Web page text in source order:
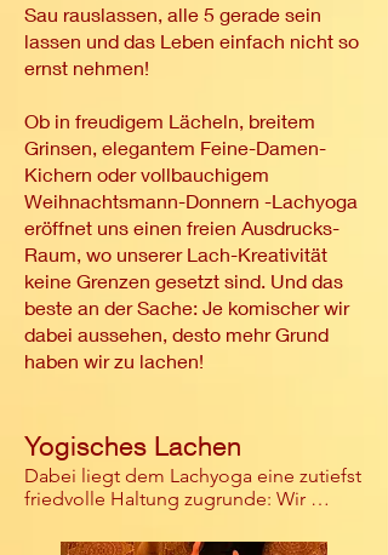
Sau rauslassen, alle 5 gerade sein
lassen und das Leben einfach nicht so
ernst nehmen!
Ob in freudigem Lächeln, breitem
Grinsen, elegantem Feine-Damen-
Kichern oder vollbauchigem
Weihnachtsmann-Donnern -Lachyoga
eröffnet uns einen freien Ausdrucks-
Raum, wo unserer Lach-Kreativität
keine Grenzen gesetzt sind. Und das
beste an der Sache: Je komischer wir
dabei aussehen, desto mehr Grund
haben wir zu lachen!
​Yogisches Lachen
Dabei liegt dem Lachyoga eine zutiefst
friedvolle Haltung zugrunde: Wir
übereinander. Wir atmen regelmäßig